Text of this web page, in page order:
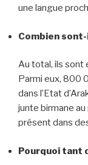
une langue
Combien sont-
Au total, ils sont
Parmi eux, 800
dans l’Etat
junte birmane
présent dans
Pourquoi tant